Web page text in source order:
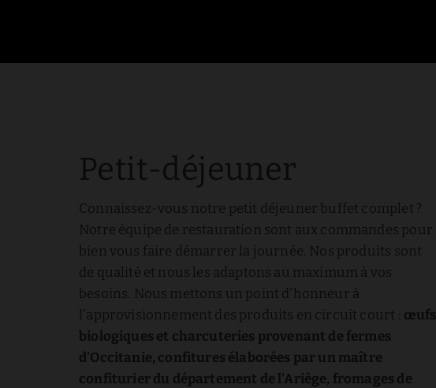
Petit-déjeuner buffet et bar à Toulouse | Privilège Clément Ader
Petit-déjeuner
Connaissez-vous notre petit déjeuner buffet complet ?
Notre équipe de restauration sont aux commandes pour
bien vous faire démarrer la journée. Nos produits sont
de qualité et nous les adaptons au maximum à vos
besoins. Nous mettons un point d'honneur à
l'approvisionnement des produits en circuit court : œufs
biologiques et charcuteries provenant de fermes
d'Occitanie, confitures élaborées par un maître
confiturier du département de l'Ariège, fromages de